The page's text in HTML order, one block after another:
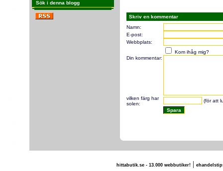
Sök i denna blogg
Skriv en kommentar
Namn:
E-post:
Webbplats:
Kom ihåg mig?
Din kommentar:
vilken färg har
solen:
(för att
hittabutik.se - 13.000 webbutiker!|